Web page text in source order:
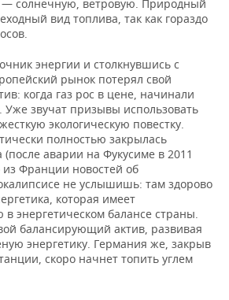
— солнечную, ветровую. Природный
вид топлива, так как гораздо
энергии и столкнувшись с
рынок потерял свой
когда газ рос в цене, начинали
Уже звучат призывы использовать
экологическую повестку.
полностью закрылась
(после аварии на Фукусиме в 2011
из Франции новостей об
не услышишь: там здорово
которая имеет
энергетическом балансе страны.
балансирующий актив, развивая
энергетику. Германия же, закрыв
скоро начнет топить углем